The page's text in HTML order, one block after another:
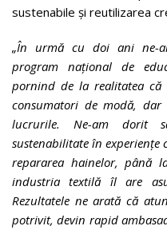
sustenabile și reutilizarea
„În urmă cu doi ani ne-
program național de
pornind de la realitatea
consumatori de modă, dar
lucrurile. Ne-am dorit
sustenabilitate în experiențe
repararea hainelor, până
industria textilă îl are
Rezultatele ne arată că
potrivit, devin rapid